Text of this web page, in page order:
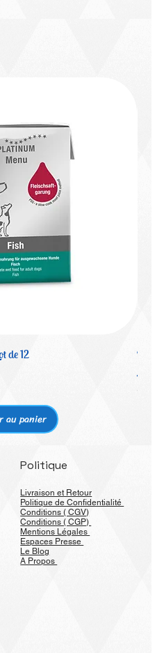
de 12
au panier
À
Prix
TVA
Politique
Livraison et Retour
Politique de Confidentialité
Conditions ( CGV)
Conditions ( CGP)
Mentions Légales
Espaces Presse
Le Blog
A Propos